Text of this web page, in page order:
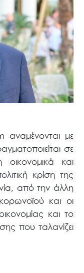
αναμένονται με
σε
και
κρίση της
από την άλλη
και οι
και το
που ταλανίζει